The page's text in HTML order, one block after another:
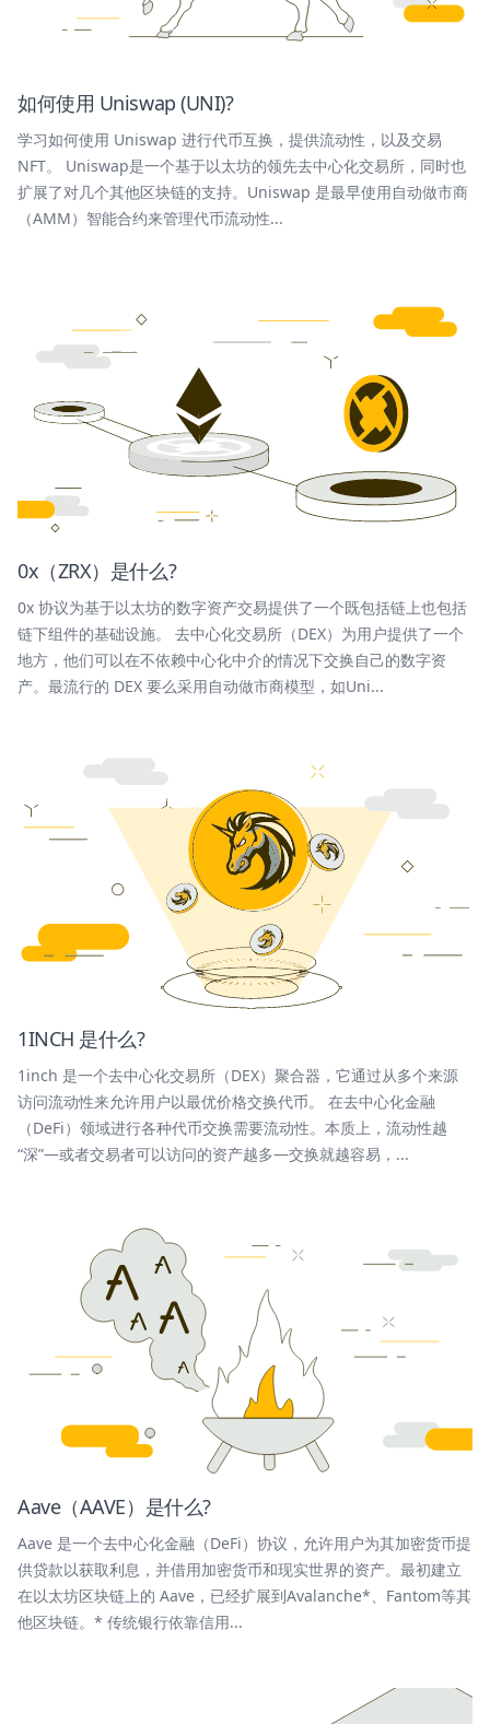
如何使用 Uniswap (UNI)?
学习如何使用 Uniswap 进行代币互换，提供流动性，以及交易
NFT。 Uniswap是一个基于以太坊的领先去中心化交易所，同时也
扩展了对几个其他区块链的支持。Uniswap 是最早使用自动做市商
（AMM）智能合约来管理代币流动性...
0x（ZRX）是什么?
0x 协议为基于以太坊的数字资产交易提供了一个既包括链上也包括
链下组件的基础设施。 去中心化交易所（DEX）为用户提供了一个
地方，他们可以在不依赖中心化中介的情况下交换自己的数字资
产。最流行的 DEX 要么采用自动做市商模型，如Uni...
1INCH 是什么?
1inch 是一个去中心化交易所（DEX）聚合器，它通过从多个来源
访问流动性来允许用户以最优价格交换代币。 在去中心化金融
（DeFi）领域进行各种代币交换需要流动性。本质上，流动性越
“深”—或者交易者可以访问的资产越多—交换就越容易，...
Aave（AAVE）是什么?
Aave 是一个去中心化金融（DeFi）协议，允许用户为其加密货币提
供贷款以获取利息，并借用加密货币和现实世界的资产。最初建立
在以太坊区块链上的 Aave，已经扩展到Avalanche*、Fantom等其
他区块链。* 传统银行依靠信用...